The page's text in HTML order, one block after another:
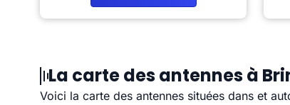
La carte des antennes à
Voici la carte des antennes situées dans et